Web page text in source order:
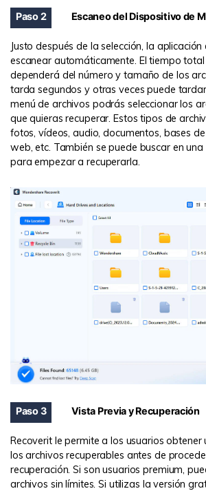
Paso 2 Escaneo del Dispositivo de
Justo después de la selección, la
escanear automáticamente. El tiempo
dependerá del número y tamaño de los
tarda segundos y otras veces puede tardar
menú de archivos podrás seleccionar los
que quieras recuperar. Estos tipos de
fotos, vídeos, audio, documentos, bases
web, etc. También se puede buscar en
para empezar a recuperarla.
Paso 3 Vista Previa y Recuperación
Recoverit le permite a los usuarios
los archivos recuperables antes de
recuperación. Si son usuarios premium,
archivos sin límites. Si utilizas la versión